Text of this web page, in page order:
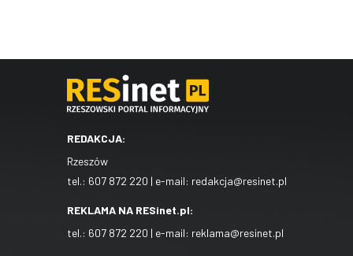
REDAKCJA:
Rzeszów
tel.: 607 872 220 | e-mail: redakcja@resinet.pl
REKLAMA NA RESinet.pl:
tel.: 607 872 220 | e-mail: reklama@resinet.pl